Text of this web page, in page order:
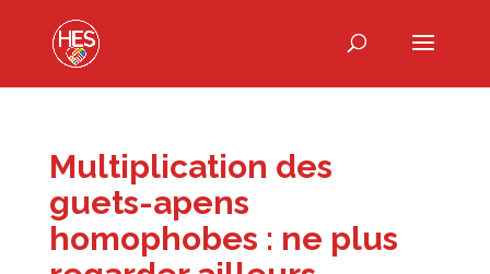
Multiplication des
guets-​apens
homophobes : ne plus